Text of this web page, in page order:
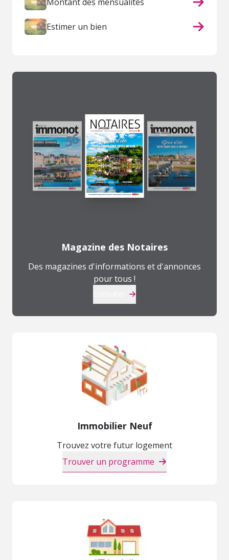
Estimer un bien
Magazine des Notaires
Des magazines d'informations et d'annonces
pour tous !
Immobilier Neuf
Trouvez votre futur logement
Trouver un programme